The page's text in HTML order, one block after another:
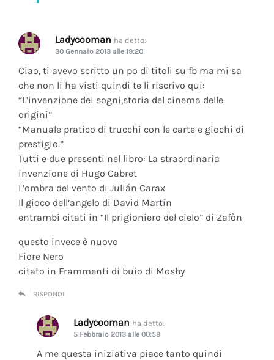
Ladycooman ha detto:
30 Gennaio 2013 alle 19:20
Ciao, ti avevo scritto un po di titoli su fb ma mi sa
che non li ha visti quindi te li riscrivo qui:
“L’invenzione dei sogni,storia del cinema delle
origini”
“Manuale pratico di trucchi con le carte e giochi di
prestigio.”
Tutti e due presenti nel libro: La straordinaria
invenzione di Hugo Cabret
L’ombra del vento di Julián Carax
Il gioco dell’angelo di David Martín
entrambi citati in “Il prigioniero del cielo” di Zafòn
questo invece è nuovo
Fiore Nero
citato in Frammenti di buio di Mosby
RISPONDI
Ladycooman ha detto:
5 Febbraio 2013 alle 00:59
A me questa iniziativa piace tanto quindi